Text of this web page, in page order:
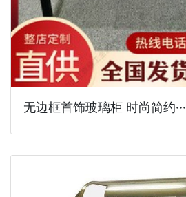
无边框首饰玻璃柜 时尚简约···